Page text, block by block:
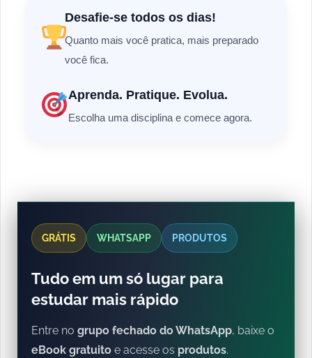
Desafie-se todos os dias!
Quanto mais você pratica, mais preparado
você fica.
Aprenda. Pratique. Evolua.
Escolha uma disciplina e comece agora.
GRÁTIS WHATSAPP PRODUTOS
Tudo em um só lugar para
estudar mais rápido
Entre no grupo fechado do WhatsApp, baixe o
eBook gratuito e acesse os produtos.